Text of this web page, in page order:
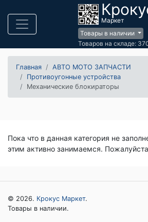
Маркет
Товары в наличии
Товаров на складе:
Главная
АВТО МОТО ЗАПЧАСТИ
Противоугонные устройства
Механические блокираторы
Пока что в данная категория не
этим активно занимаемся.
© 2026. Крокус Маркет.
Товары в наличии.